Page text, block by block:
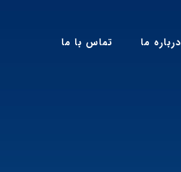
درباره ما تماس با ما